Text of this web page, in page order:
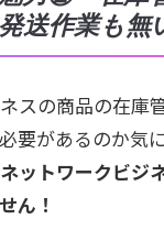
送作業も無
スの商品の在庫
要があるのか気
ットワークビジ
ん！